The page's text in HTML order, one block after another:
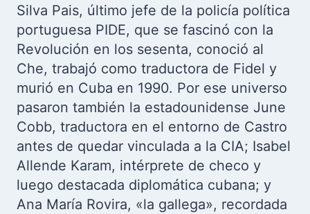
Silva Pais, último jefe de la policía política
portuguesa PIDE, que se fascinó con la
Revolución en los sesenta, conoció al
Che, trabajó como traductora de Fidel y
murió en Cuba en 1990. Por ese universo
pasaron también la estadounidense June
Cobb, traductora en el entorno de Castro
antes de quedar vinculada a la CIA; Isabel
Allende Karam, intérprete de checo y
luego destacada diplomática cubana; y
Ana María Rovira, «la gallega», recordada